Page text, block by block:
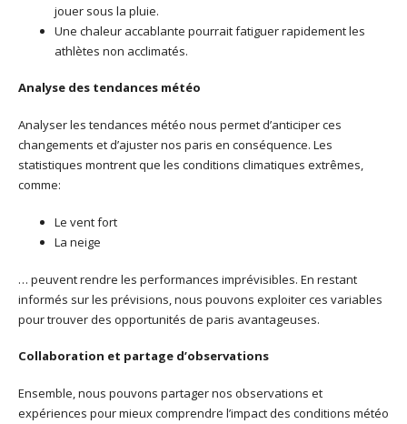
jouer sous la pluie.
Une chaleur accablante pourrait fatiguer rapidement les
athlètes non acclimatés.
Analyse des tendances météo
Analyser les tendances météo nous permet d’anticiper ces
changements et d’ajuster nos paris en conséquence. Les
statistiques montrent que les conditions climatiques extrêmes,
comme:
Le vent fort
La neige
… peuvent rendre les performances imprévisibles. En restant
informés sur les prévisions, nous pouvons exploiter ces variables
pour trouver des opportunités de paris avantageuses.
Collaboration et partage d’observations
Ensemble, nous pouvons partager nos observations et
expériences pour mieux comprendre l’impact des conditions météo